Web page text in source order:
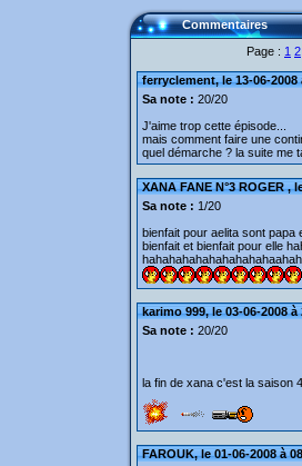
Commentaires
Page : 1 2
ferryclement, le 13-06-2008
Sa note : 20/20
J'aime trop cette épisode...
mais comment faire une
quel démarche ? la suite me
XANA FANE N°3 ROGER ,
Sa note : 1/20
bienfait pour aelita sont
bienfait et bienfait pour elle
karimo 999, le 03-06-2008 à
Sa note : 20/20
la fin de xana c'est la saison 4
FAROUK, le 01-06-2008 à